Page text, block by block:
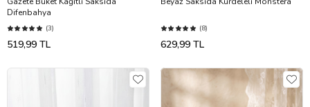
Difenbahya
(3)
519,99 TL
(8)
629,99 TL